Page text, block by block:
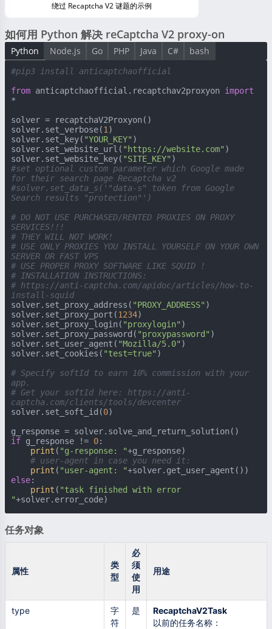
绕过 Recaptcha V2 谜题的示例
Python Node.js Go PHP Java C# bash
如何用 Python 解决 reCaptcha V2 proxy-on
#pip3 install anticaptchaofficial
from anticaptchaofficial.recaptchav2proxyon import
*
solver = recaptchaV2Proxyon()
solver.set_verbose(1 )
solver.set_key( "YOUR_KEY" )
solver.set_website_url( "https://website.com" )
solver.set_website_key( "SITE_KEY"
#set optional custom parameter which Google made
for their search page Recaptcha v2
#solver.set_data_s('"data-s" token from Google
Search results "protection"')
# DO NOT USE PURCHASED/RENTED PROXIES ON PROXY
SERVICES!!!
# THEY WILL NOT WORK!
# USE ONLY PROXIES YOU INSTALL YOURSELF ON YOUR OWN
SERVER OR FAST VPS
# USE PROPER PROXY SOFTWARE LIKE SQUID !
# INSTALLATION INSTRUCTIONS:
# https://anti-captcha.com/apidoc/articles/how-to-
install-squid
solver.set_proxy_address( "PROXY_ADDRESS" )
solver.set_proxy_port(1234)
solver.set_proxy_login( "proxylogin" )
solver.set_proxy_password( "proxypassword" )
solver.set_user_agent( "Mozilla/5.0" )
solver.set_cookies( "test=true" )
# Specify softId to earn 10% commission with your
app.
# Get your softId here: https://anti-
captcha.com/clients/tools/devcenter
solver.set_soft_id(0)
if g_response != 0:
print ( "g-response: "+g_response)
# user-agent in case you need it:
print ( "user-agent: "
else:
print ( "task finished with error
"+solver.error_code)
任务对象
属性
类
型
必
须
使
用
用途
type
字
符
是
RecaptchaV2Task
以前的任务名称：